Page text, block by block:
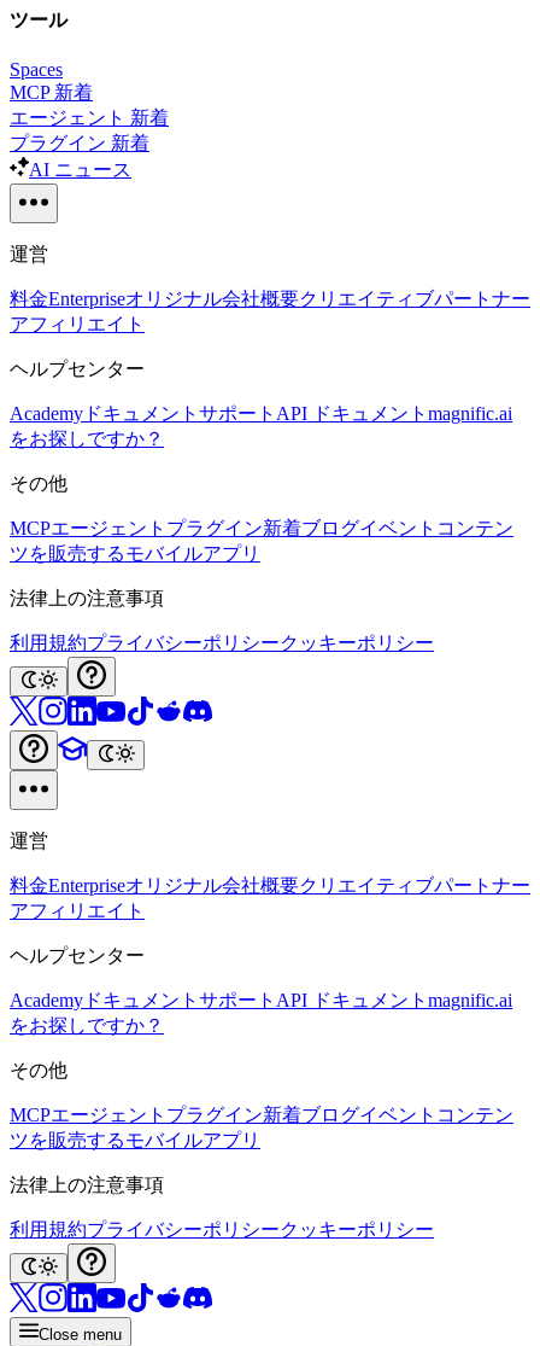
ツール
Spaces
MCP 新着
エージェント 新着
プラグイン 新着
AI ニュース
運営
料金Enterpriseオリジナル会社概要クリエイティブパートナー
アフィリエイト
ヘルプセンター
Academy ドキュメント サポート API ドキュメント magnific.ai
をお探しですか？
その他
MCPエージェント プラグイン新着ブログイベント コンテン
ツを販売するモバイルアプリ
法律上の注意事項
利用規約プライバシーポリシークッキーポリシー
運営
料金Enterpriseオリジナル会社概要クリエイティブパートナー
アフィリエイト
ヘルプセンター
Academy ドキュメント サポート API ドキュメント magnific.ai
をお探しですか？
その他
MCPエージェント プラグイン新着ブログイベント コンテン
ツを販売するモバイルアプリ
法律上の注意事項
利用規約プライバシーポリシークッキーポリシー
Close menu